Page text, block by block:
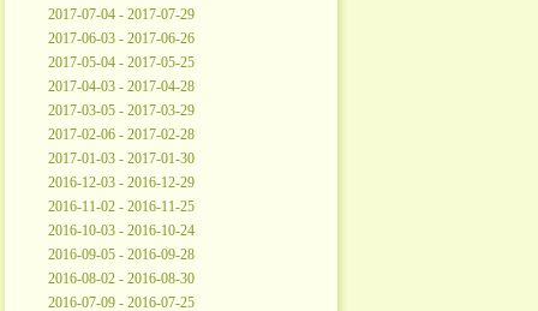
2017-07-04 - 2017-07-29
2017-06-03 - 2017-06-26
2017-05-04 - 2017-05-25
2017-04-03 - 2017-04-28
2017-03-05 - 2017-03-29
2017-02-06 - 2017-02-28
2017-01-03 - 2017-01-30
2016-12-03 - 2016-12-29
2016-11-02 - 2016-11-25
2016-10-03 - 2016-10-24
2016-09-05 - 2016-09-28
2016-08-02 - 2016-08-30
2016-07-09 - 2016-07-25